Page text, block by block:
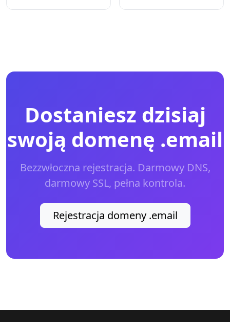
Dostaniesz dzisiaj
swoją domenę .email
Bezzwłoczna rejestracja. Darmowy DNS,
darmowy SSL, pełna kontrola.
Rejestracja domeny .email